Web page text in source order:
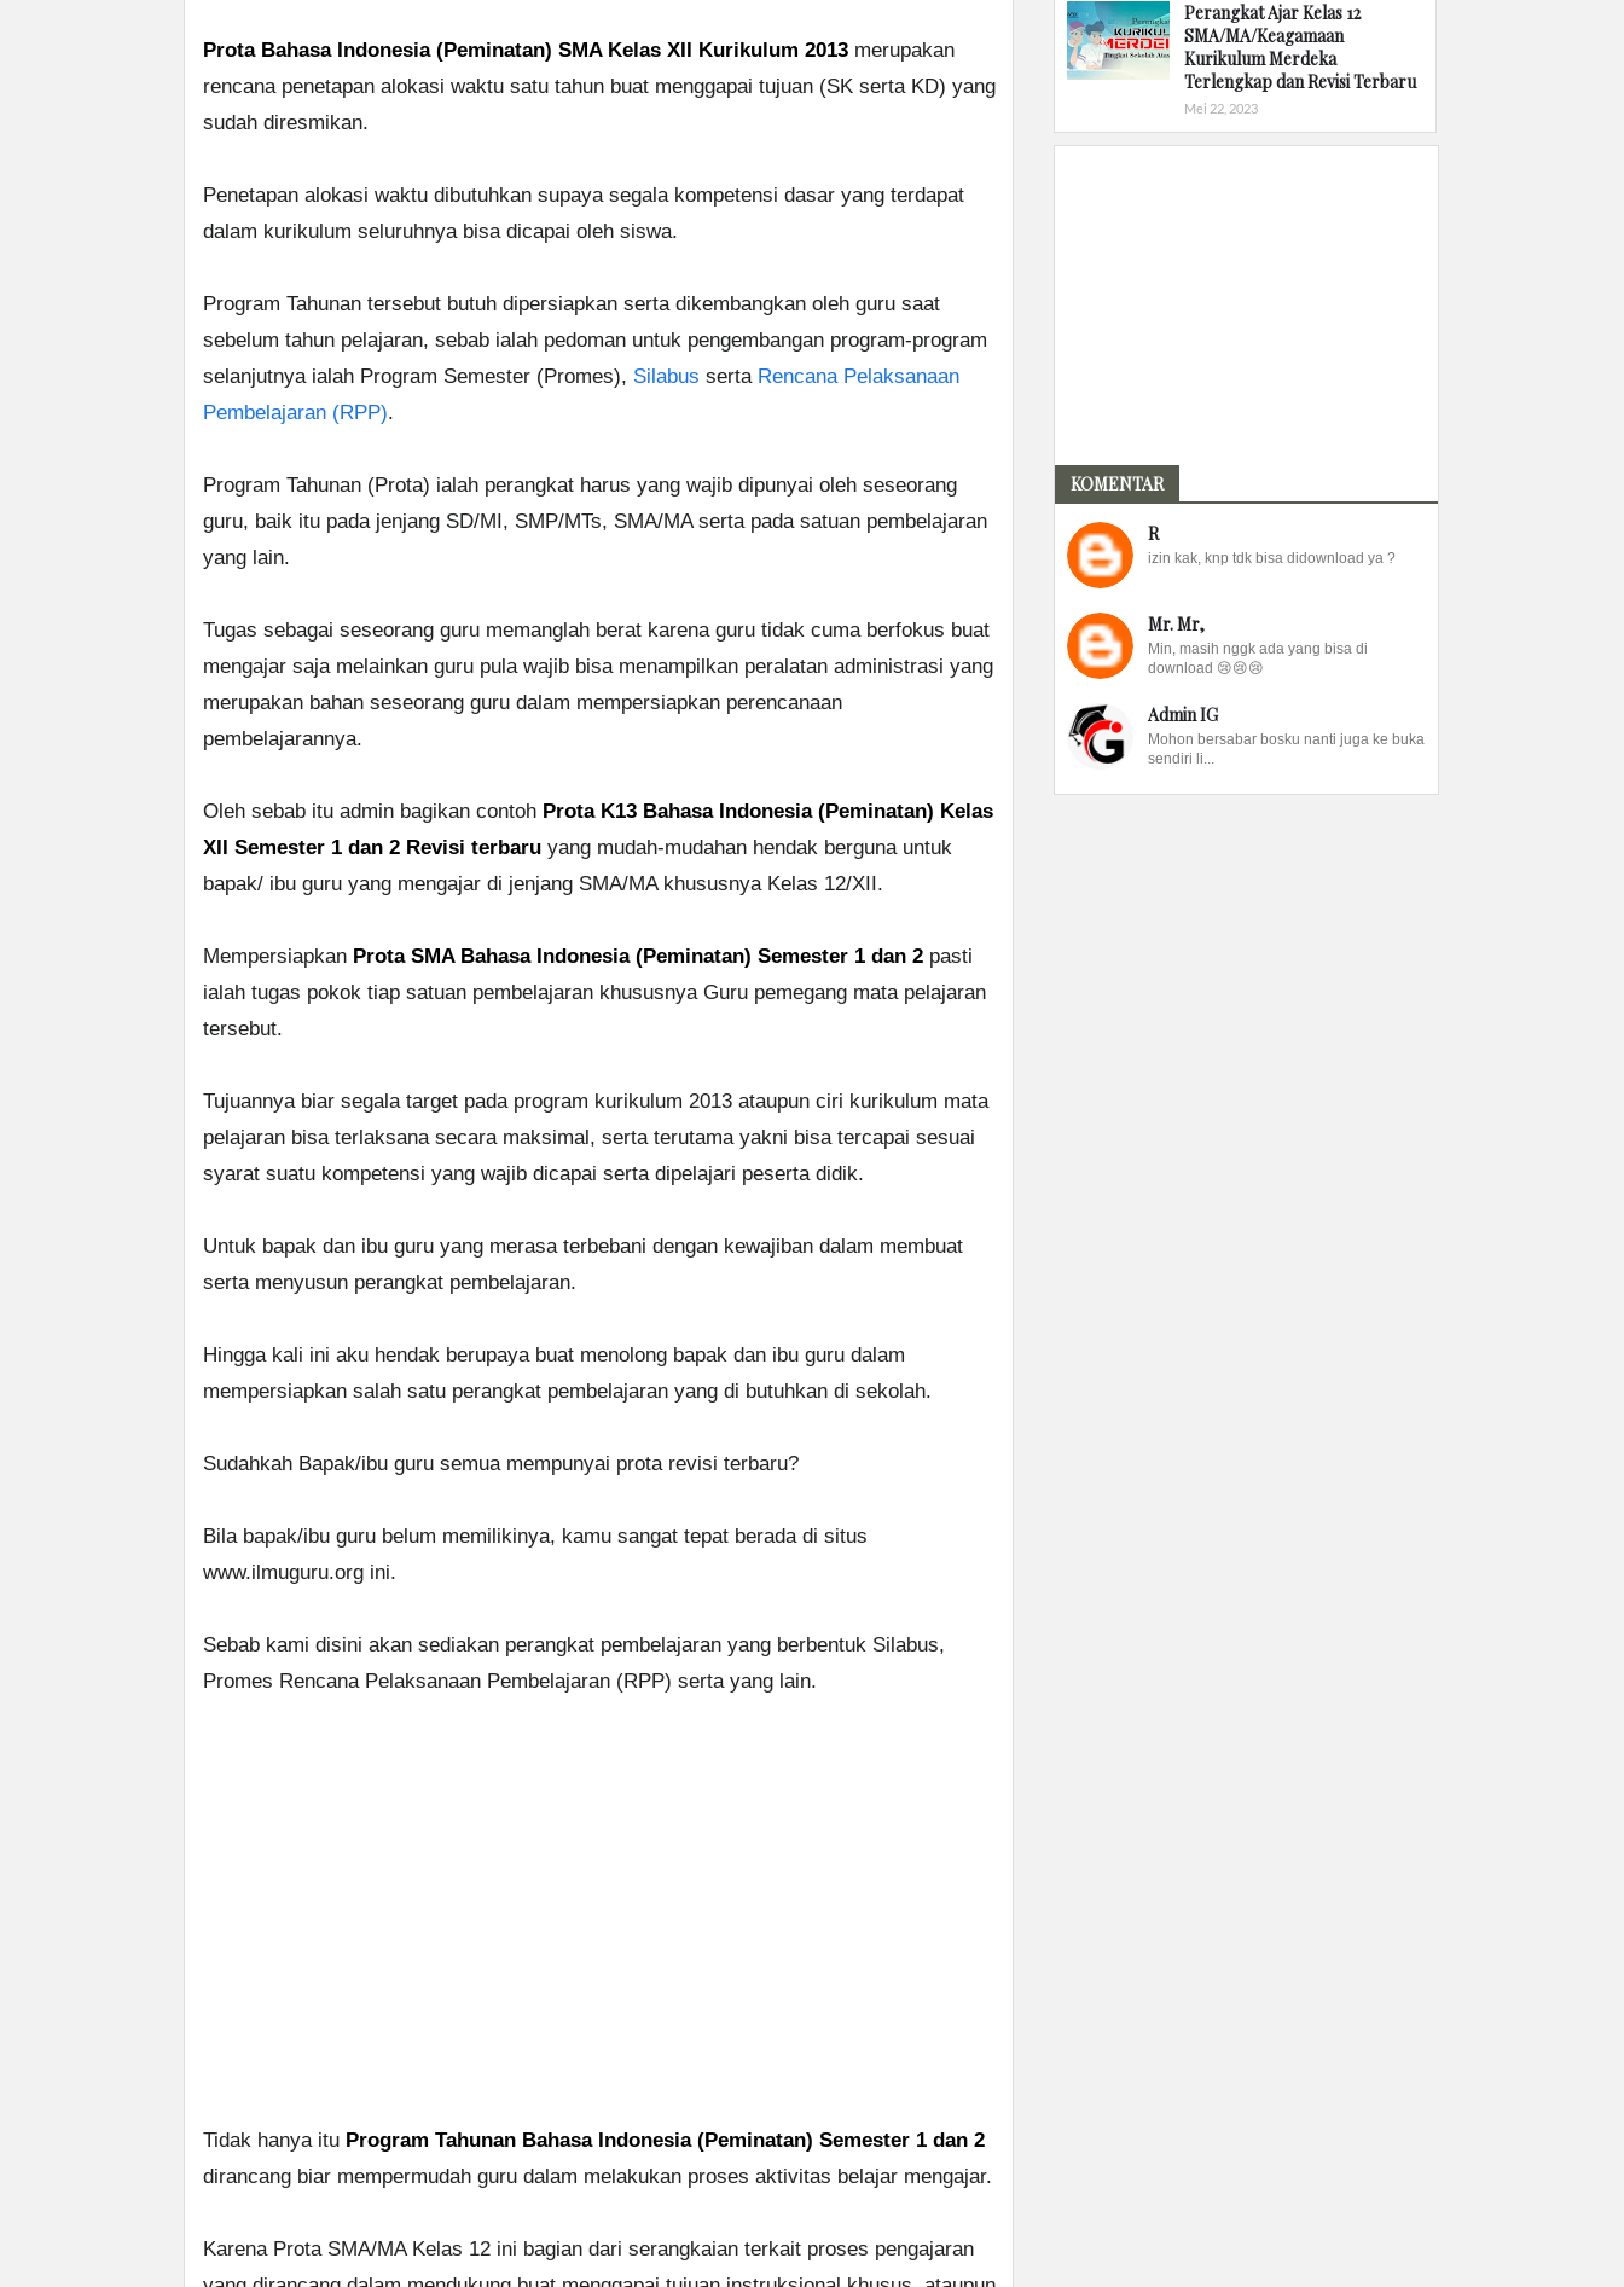
Prota Bahasa Indonesia (Peminatan) SMA Kelas XII Kurikulum 2013 merupakan
rencana penetapan alokasi waktu satu tahun buat menggapai tujuan (SK serta KD) yang
sudah diresmikan.
Penetapan alokasi waktu dibutuhkan supaya segala kompetensi dasar yang terdapat
dalam kurikulum seluruhnya bisa dicapai oleh siswa.
Program Tahunan tersebut butuh dipersiapkan serta dikembangkan oleh guru saat
sebelum tahun pelajaran, sebab ialah pedoman untuk pengembangan program-program
selanjutnya ialah Program Semester (Promes), Silabus serta Rencana Pelaksanaan
Pembelajaran (RPP).
Program Tahunan (Prota) ialah perangkat harus yang wajib dipunyai oleh seseorang
guru, baik itu pada jenjang SD/MI, SMP/MTs, SMA/MA serta pada satuan pembelajaran
yang lain.
Tugas sebagai seseorang guru memanglah berat karena guru tidak cuma berfokus buat
mengajar saja melainkan guru pula wajib bisa menampilkan peralatan administrasi yang
merupakan bahan seseorang guru dalam mempersiapkan perencanaan
pembelajarannya.
Oleh sebab itu admin bagikan contoh Prota K13 Bahasa Indonesia (Peminatan) Kelas
XII Semester 1 dan 2 Revisi terbaru yang mudah-mudahan hendak berguna untuk
bapak/ ibu guru yang mengajar di jenjang SMA/MA khususnya Kelas 12/XII.
Mempersiapkan Prota SMA Bahasa Indonesia (Peminatan) Semester 1 dan 2 pasti
ialah tugas pokok tiap satuan pembelajaran khususnya Guru pemegang mata pelajaran
tersebut.
Tujuannya biar segala target pada program kurikulum 2013 ataupun ciri kurikulum mata
pelajaran bisa terlaksana secara maksimal, serta terutama yakni bisa tercapai sesuai
syarat suatu kompetensi yang wajib dicapai serta dipelajari peserta didik.
Untuk bapak dan ibu guru yang merasa terbebani dengan kewajiban dalam membuat
serta menyusun perangkat pembelajaran.
Hingga kali ini aku hendak berupaya buat menolong bapak dan ibu guru dalam
mempersiapkan salah satu perangkat pembelajaran yang di butuhkan di sekolah.
Sudahkah Bapak/ibu guru semua mempunyai prota revisi terbaru?
Bila bapak/ibu guru belum memilikinya, kamu sangat tepat berada di situs
www.ilmuguru.org ini.
Sebab kami disini akan sediakan perangkat pembelajaran yang berbentuk Silabus,
Promes Rencana Pelaksanaan Pembelajaran (RPP) serta yang lain.
Tidak hanya itu Program Tahunan Bahasa Indonesia (Peminatan) Semester 1 dan 2
dirancang biar mempermudah guru dalam melakukan proses aktivitas belajar mengajar.
Karena Prota SMA/MA Kelas 12 ini bagian dari serangkaian terkait proses pengajaran
Perangkat Ajar Kelas 12
SMA/MA/Keagamaan
Kurikulum Merdeka
Terlengkap dan Revisi Terbaru
Mei 22, 2023
KOMENTAR
R
izin kak, knp tdk bisa didownload ya ?
Mr. Mr,
Min, masih nggk ada yang bisa di
download 😢😢😢
Admin IG
Mohon bersabar bosku nanti juga ke buka
sendiri li...